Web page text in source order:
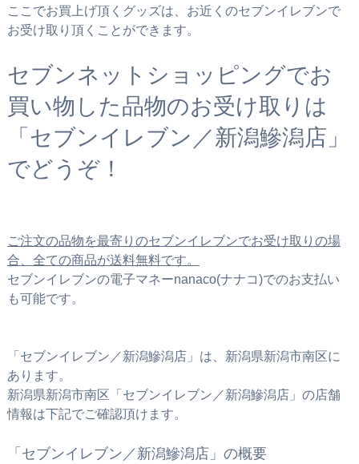
ここでお買上げ頂くグッズは、お近くのセブンイレブンで
お受け取り頂くことができます。
セブンネットショッピングでお
買い物した品物のお受け取りは
「セブンイレブン／新潟鰺潟店」
でどうぞ！
ご注文の品物を最寄りのセブンイレブンでお受け取りの場
合、全ての商品が送料無料です。
セブンイレブンの電子マネーnanaco(ナナコ)でのお支払い
も可能です。
「セブンイレブン／新潟鰺潟店」は、新潟県新潟市南区に
あります。
新潟県新潟市南区「セブンイレブン／新潟鰺潟店」の店舗
情報は下記でご確認頂けます。
「セブンイレブン／新潟鰺潟店」の概要